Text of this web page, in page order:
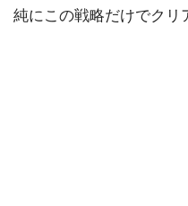
純にこの戦略だけでクリ